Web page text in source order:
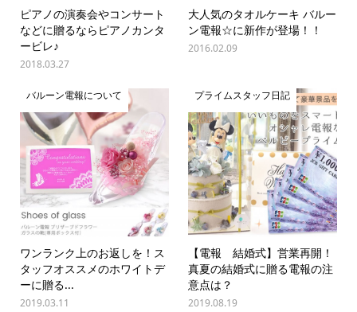
ピアノの演奏会やコンサート
などに贈るならピアノカンタ
ービレ♪
2018.03.27
大人気のタオルケーキ バルー
ン電報☆に新作が登場！！
2016.02.09
バルーン電報について
ワンランク上のお返しを！ス
タッフオススメのホワイトデ
ーに贈る...
2019.03.11
プライムスタッフ日記
【電報 結婚式】営業再開！
真夏の結婚式に贈る電報の注
意点は？
2019.08.19